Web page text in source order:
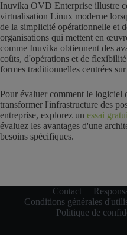
Inuvika OVD Enterprise illustre
virtualisation Linux moderne
de la simplicité opérationnelle et
organisations qui mettent en
comme Inuvika obtiennent des
coûts, d'opérations et de
formes traditionnelles centrées
Pour évaluer comment le
transformer l'infrastructure des
entreprise, explorez un essai
évaluez les avantages d'une
besoins spécifiques.
Contact
Conditions générales
Politique de